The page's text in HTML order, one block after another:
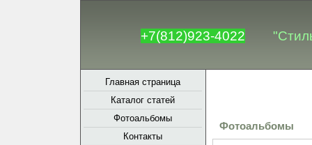
+7(812)923-4022
Главная страница
Каталог статей
Фотоальбомы
Контакты
Фотоальбомы